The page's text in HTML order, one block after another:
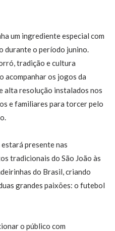
um ingrediente especial com
durante o período junino.
tradição e cultura
acompanhar os jogos da
alta resolução instalados nos
e familiares para torcer pelo
presente nas
tradicionais do São João às
do Brasil, criando
grandes paixões: o futebol
o público com